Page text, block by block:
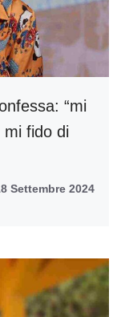
“mi
fido di
Settembre 2024